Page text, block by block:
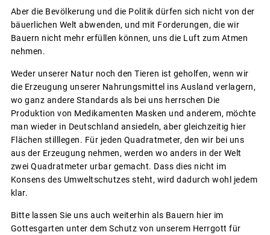
Aber die Bevölkerung und die Politik dürfen sich nicht von der
bäuerlichen Welt abwenden, und mit Forderungen, die wir
Bauern nicht mehr erfüllen können, uns die Luft zum Atmen
nehmen.
Weder unserer Natur noch den Tieren ist geholfen, wenn wir
die Erzeugung unserer Nahrungsmittel ins Ausland verlagern,
wo ganz andere Standards als bei uns herrschen Die
Produktion von Medikamenten Masken und anderem, möchte
man wieder in Deutschland ansiedeln, aber gleichzeitig hier
Flächen stilllegen. Für jeden Quadratmeter, den wir bei uns
aus der Erzeugung nehmen, werden wo anders in der Welt
zwei Quadratmeter urbar gemacht. Dass dies nicht im
Konsens des Umweltschutzes steht, wird dadurch wohl jedem
klar.
Bitte lassen Sie uns auch weiterhin als Bauern hier im
Gottesgarten unter dem Schutz von unserem Herrgott für